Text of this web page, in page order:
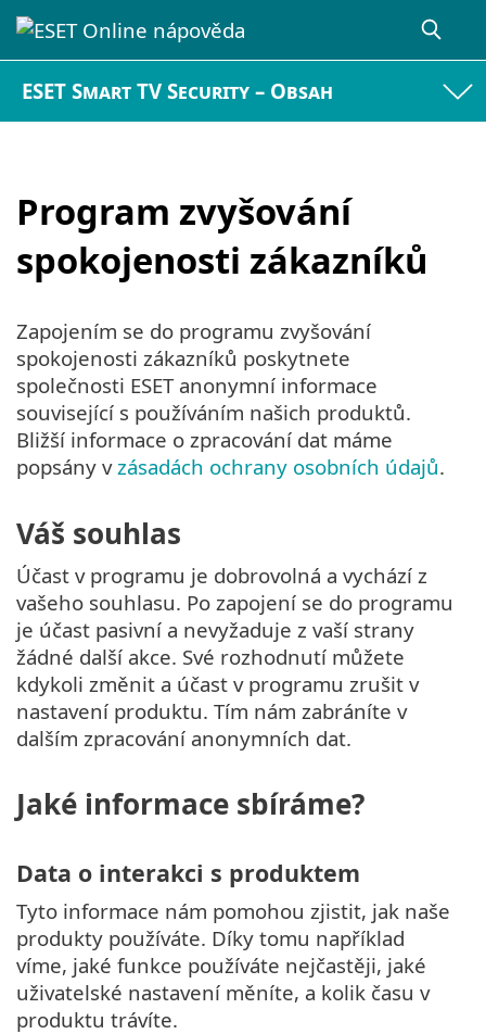
ESET Smart TV Security – Obsah
Program zvyšování
spokojenosti zákazníků
Zapojením se do programu zvyšování
spokojenosti zákazníků poskytnete
společnosti ESET anonymní informace
související s používáním našich produktů.
Bližší informace o zpracování dat máme
popsány vzásadách ochrany osobních údajů.
Váš souhlas
Účast v programu je dobrovolná a vychází z
vašeho souhlasu. Po zapojení se do programu
je účast pasivní a nevyžaduje z vaší strany
žádné další akce. Své rozhodnutí můžete
kdykoli změnit a účast v programu zrušit v
nastavení produktu. Tím nám zabráníte v
dalším zpracování anonymních dat.
Jaké informace sbíráme?
Data o interakci s produktem
Tyto informace nám pomohou zjistit, jak naše
produkty používáte. Díky tomu například
víme, jaké funkce používáte nejčastěji, jaké
uživatelské nastavení měníte, a kolik času v
produktu trávíte.